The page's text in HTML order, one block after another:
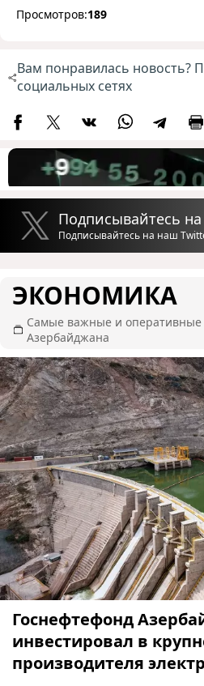
Просмотров:189
Вам понравилась новость?
социальных сетях
Подписывайтесь
Подписывайтесь на наш
ЭКОНОМИКА
Самые важные и оперативные
Азербайджана
Госнефтефонд
инвестировал в
производителя